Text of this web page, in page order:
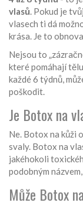
vlasů. Pokud je
vlasech ti dá
krása. Je to
Nejsou to
které pomáhají
každé 6 týdnů,
poškodit.
Je Botox na
Ne. Botox na kůži
svaly. Botox na
jakéhokoli
podobným
Může Botox